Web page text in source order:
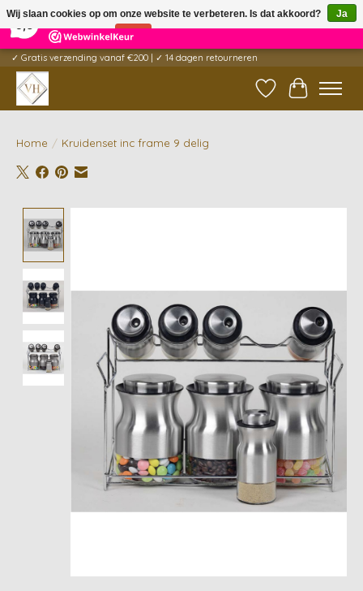
5 Reviews ×
✓ Gratis verzending vanaf €200 | ✓ 14 dagen retourneren
Verlanglijst
Home / Kruidenset inc frame 9 delig
Wij slaan cookies op om onze website te verbeteren. Is dat akkoord?
Ja
Nee